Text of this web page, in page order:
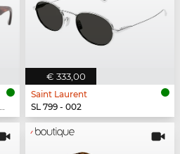
€ 333,00
Saint Laurent
SL 799 - 002